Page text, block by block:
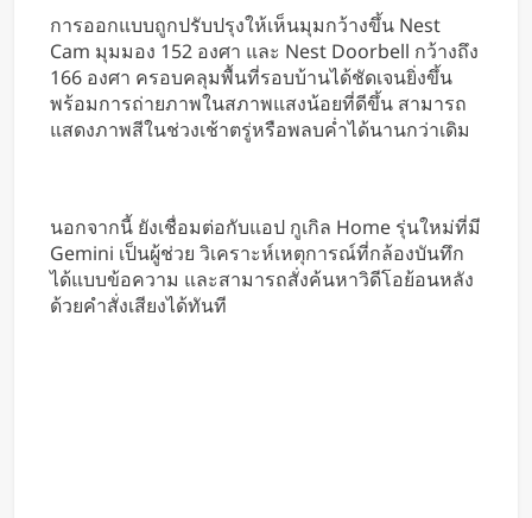
การออกแบบถูกปรับปรุงให้เห็นมุมกว้างขึ้น Nest
Cam มุมมอง 152 องศา และ Nest Doorbell กว้างถึง
166 องศา ครอบคลุมพื้นที่รอบบ้านได้ชัดเจนยิ่งขึ้น
พร้อมการถ่ายภาพในสภาพแสงน้อยที่ดีขึ้น สามารถ
แสดงภาพสีในช่วงเช้าตรู่หรือพลบค่ำได้นานกว่าเดิม
นอกจากนี้ ยังเชื่อมต่อกับแอป กูเกิล Home รุ่นใหม่ที่มี
Gemini เป็นผู้ช่วย วิเคราะห์เหตุการณ์ที่กล้องบันทึก
ได้แบบข้อความ และสามารถสั่งค้นหาวิดีโอย้อนหลัง
ด้วยคำสั่งเสียงได้ทันที